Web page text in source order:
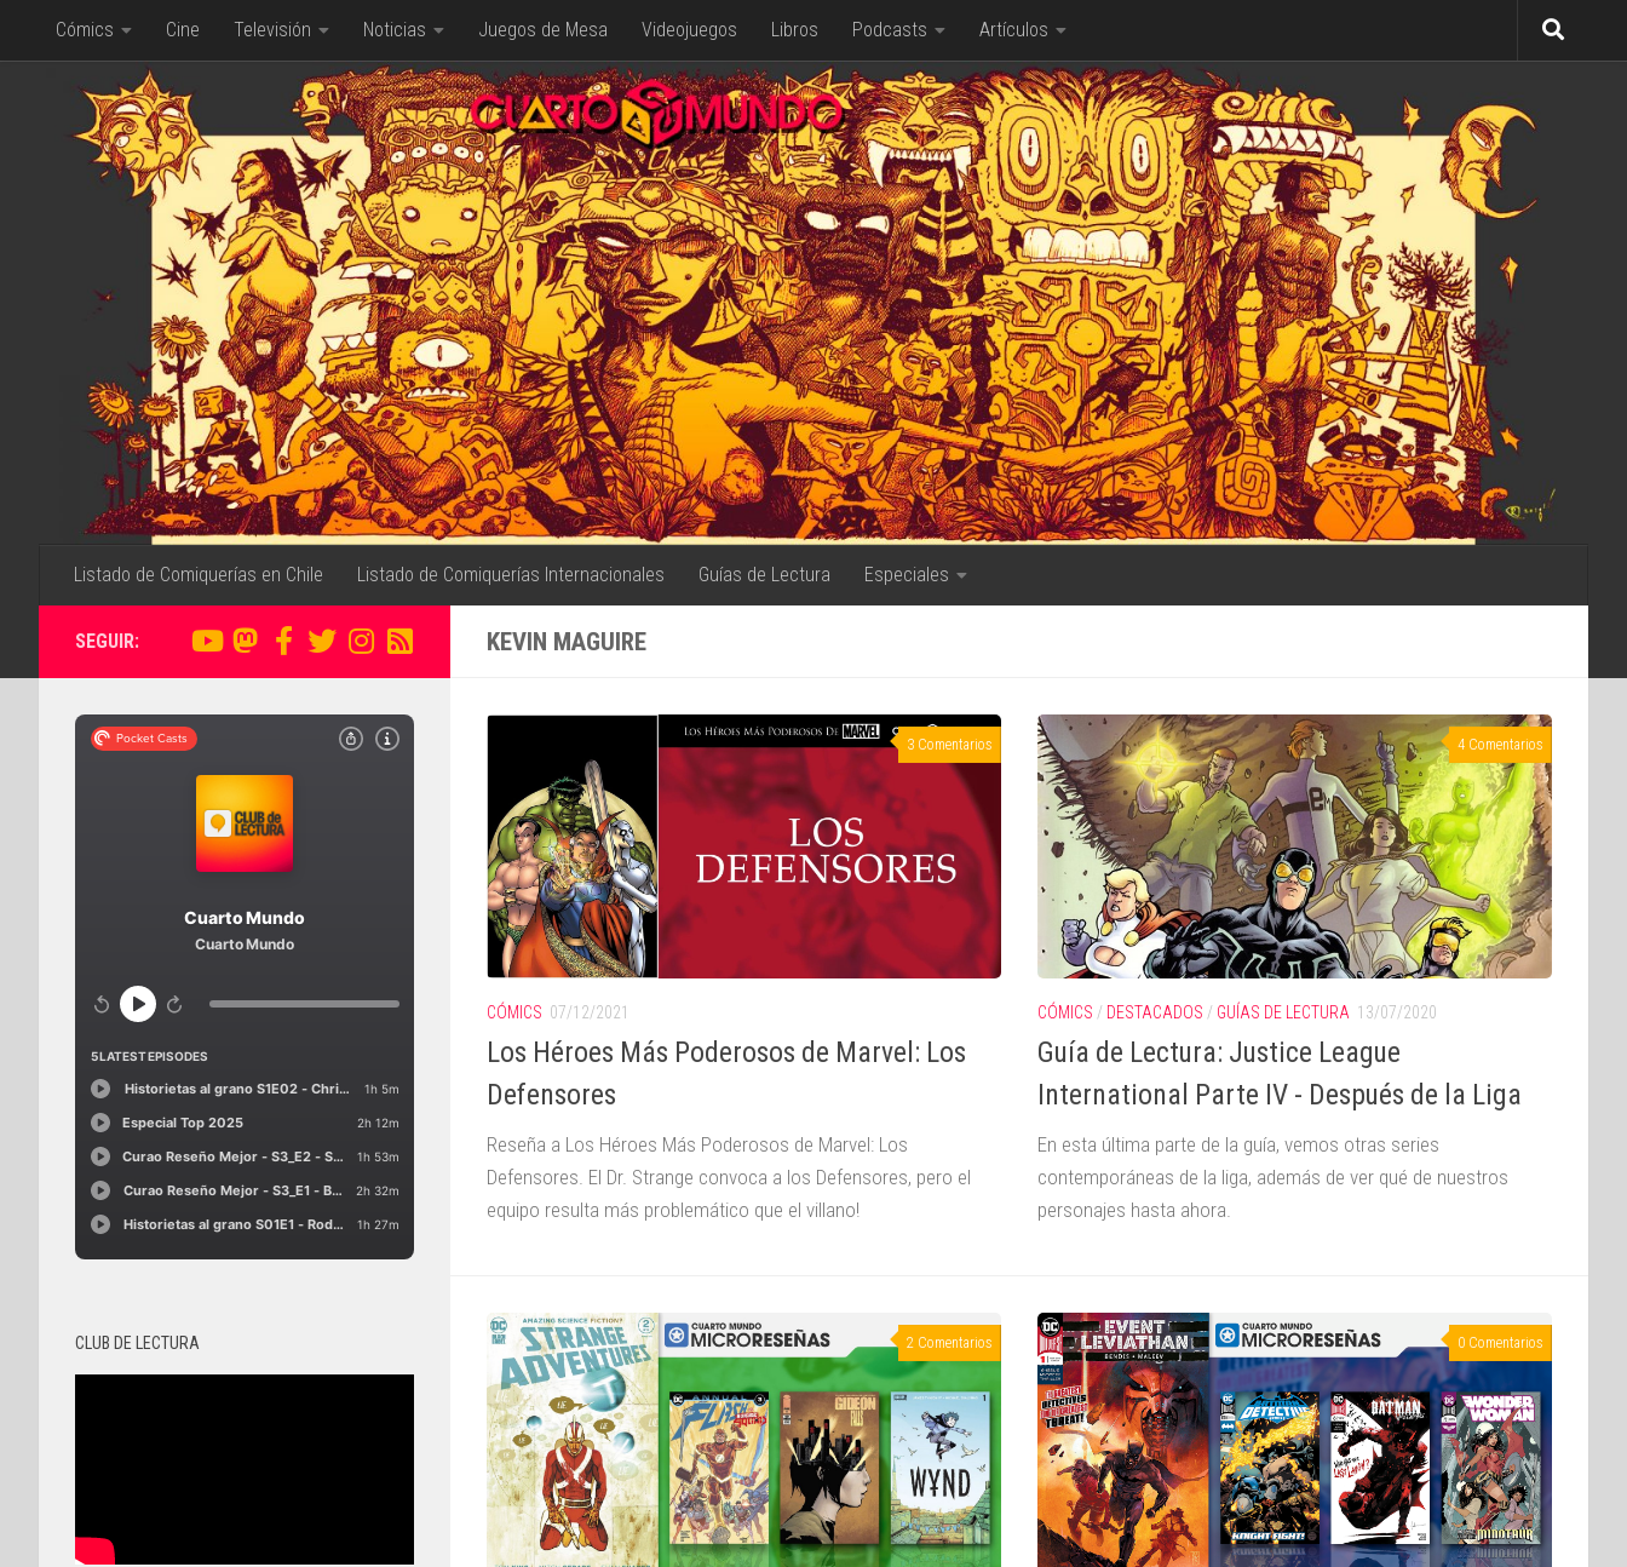
Saltar al contenido
Cómics Cine Televisión Noticias Juegos de Mesa Videojuegos Libros Podcasts Artículos
Listado de Comiquerías en Chile Listado de Comiquerías Internacionales Guías de Lectura Especiales
KEVIN MAGUIRE
3 Comentarios
CÓMICS 07/12/2021
Los Héroes Más Poderosos de Marvel: Los
Defensores
Reseña a Los Héroes Más Poderosos de Marvel: Los
Defensores. El Dr. Strange convoca a los Defensores, pero el
equipo resulta más problemático que el villano!
4 Comentarios
CÓMICS / DESTACADOS / GUÍAS DE LECTURA 13/07/2020
Guía de Lectura: Justice League
International Parte IV - Después de la Liga
En esta última parte de la guía, vemos otras series
contemporáneas de la liga, además de ver qué de nuestros
personajes hasta ahora.
2 Comentarios 0 Comentarios
SEGUIR:
CLUB DE LECTURA